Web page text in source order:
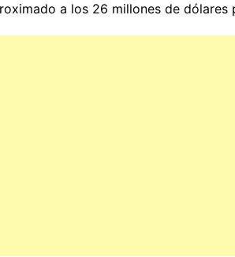
a los 26 millones de dólares